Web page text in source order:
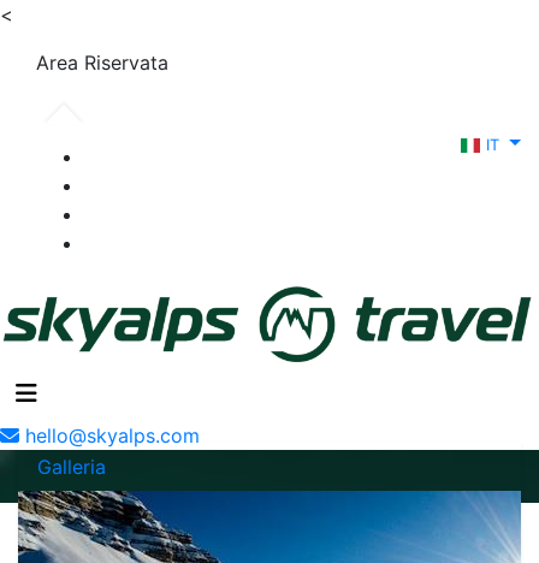
<
Area Riservata
IT
hello@skyalps.com
Galleria